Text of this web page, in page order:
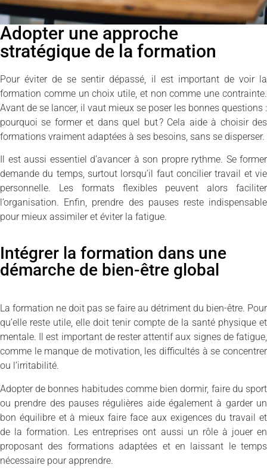
Adopter une approche
stratégique de la formation
Pour éviter de se sentir dépassé, il est important de voir la
formation comme un choix utile, et non comme une contrainte.
Avant de se lancer, il vaut mieux se poser les bonnes questions :
pourquoi se former et dans quel but ? Cela aide à choisir des
formations vraiment adaptées à ses besoins, sans se disperser.
Il est aussi essentiel d’avancer à son propre rythme. Se former
demande du temps, surtout lorsqu’il faut concilier travail et vie
personnelle. Les formats flexibles peuvent alors faciliter
l’organisation. Enfin, prendre des pauses reste indispensable
pour mieux assimiler et éviter la fatigue.
Intégrer la formation dans une
démarche de bien-être global
La formation ne doit pas se faire au détriment du bien-être. Pour
qu’elle reste utile, elle doit tenir compte de la santé physique et
mentale. Il est important de rester attentif aux signes de fatigue,
comme le manque de motivation, les difficultés à se concentrer
ou l’irritabilité.
Adopter de bonnes habitudes comme bien dormir, faire du sport
ou prendre des pauses régulières aide également à garder un
bon équilibre et à mieux faire face aux exigences du travail et
de la formation. Les entreprises ont aussi un rôle à jouer en
proposant des formations adaptées et en laissant le temps
nécessaire pour apprendre.